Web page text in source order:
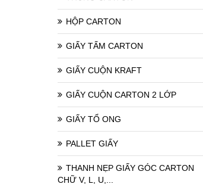
HỘP CARTON
GIẤY TẤM CARTON
GIẤY CUỘN KRAFT
GIẤY CUỘN CARTON 2 LỚP
GIẤY TỔ ONG
PALLET GIẤY
THANH NẸP GIẤY GÓC CARTON
CHỮ V, L, U,...